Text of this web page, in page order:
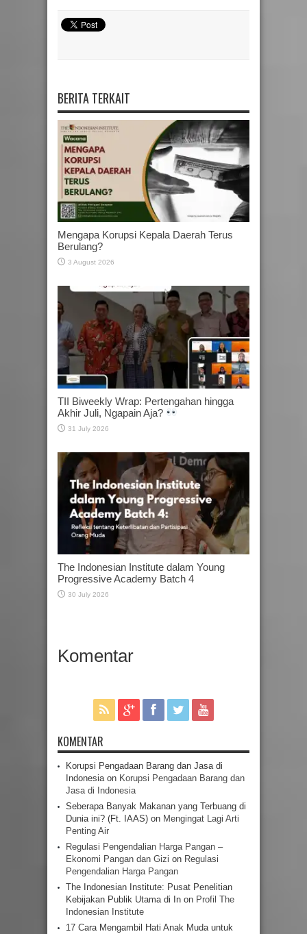
BERITA TERKAIT
Mengapa Korupsi Kepala Daerah Terus
Berulang?
3 August 2026
TII Biweekly Wrap: Pertengahan hingga
Akhir Juli, Ngapain Aja?
31 July 2026
The Indonesian Institute dalam Young
Progressive Academy Batch 4
30 July 2026
Komentar
KOMENTAR
Korupsi Pengadaan Barang dan Jasa di
Indonesiaon Korupsi Pengadaan Barang dan
Jasa di Indonesia
Seberapa Banyak Makanan yang Terbuang di
Dunia ini? (Ft. IAAS) on Mengingat Lagi Arti
Penting Air
Regulasi Pengendalian Harga Pangan –
Ekonomi Pangan dan Gizi on Regulasi
Pengendalian Harga Pangan
The Indonesian Institute: Pusat Penelitian
Kebijakan Publik Utama di In on Profil The
Indonesian Institute
17 Cara Mengambil Hati Anak Muda untuk